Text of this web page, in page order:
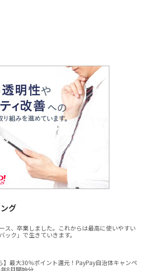
グ
ス、卒業しました。これからは最高に使いやすい
ック」で生きていきます。
】最大30％ポイント還元！PayPay自治体キャンペ
8月開始分